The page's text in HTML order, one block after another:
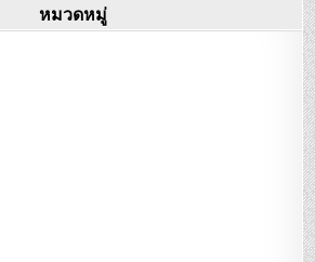
หมวดหมู่